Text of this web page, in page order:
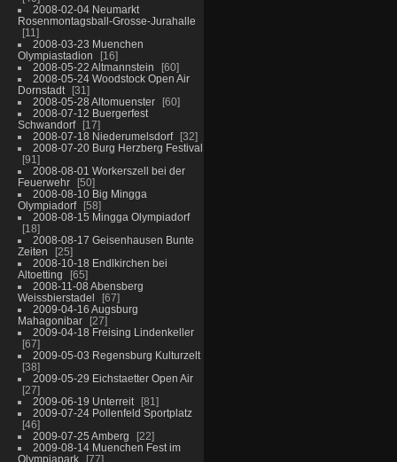
2008-02-04 Neumarkt
Rosenmontagsball-Grosse-Jurahalle
11
2008-03-23 Muenchen
Olympiastadion
16
2008-05-22 Altmannstein
60
2008-05-24 Woodstock Open Air
Dornstadt
31
2008-05-28 Altomuenster
60
2008-07-12 Buergerfest
Schwandorf
17
2008-07-18 Niederumelsdorf
32
2008-07-20 Burg Herzberg Festival
91
2008-08-01 Workerszell bei der
Feuerwehr
50
2008-08-10 Big Mingga
Olympiadorf
58
2008-08-15 Mingga Olympiadorf
18
2008-08-17 Geisenhausen Bunte
Zeiten
25
2008-10-18 Endlkirchen bei
Altoetting
65
2008-11-08 Abensberg
Weissbierstadel
67
2009-04-16 Augsburg
Mahagonibar
27
2009-04-18 Freising Lindenkeller
67
2009-05-03 Regensburg Kulturzelt
38
2009-05-29 Eichstaetter Open Air
27
2009-06-19 Unterreit
81
2009-07-24 Pollenfeld Sportplatz
46
2009-07-25 Amberg
22
2009-08-14 Muenchen Fest im
Olympiapark
77